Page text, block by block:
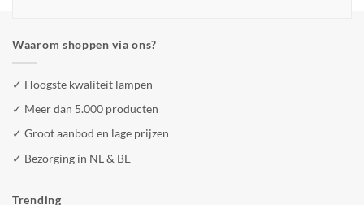
Waarom shoppen via ons?
✓ Hoogste kwaliteit lampen
✓ Meer dan 5.000 producten
✓ Groot aanbod en lage prijzen
✓ Bezorging in NL & BE
Trending